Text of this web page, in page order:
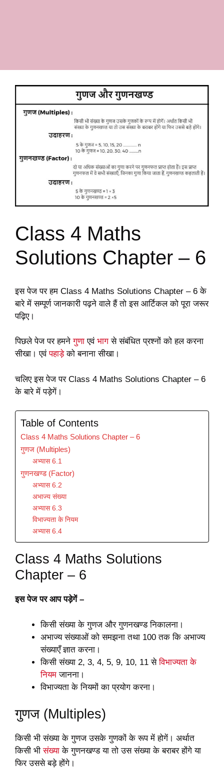
Class 4 Maths
Solutions Chapter – 6
इस पेज पर हम Class 4 Maths Solutions Chapter – 6 के
बारे में सम्पूर्ण जानकारी पढ़ने वाले हैं तो इस आर्टिकल को पूरा जरूर
पढ़िए।
पिछले पेज पर हमनेगुणा एवं भाग से संबंधित प्रश्नों को हल करना
सीखा। एवंपहाड़ेको बनाना सीखा।
चलिए इस पेज पर Class 4 Maths Solutions Chapter – 6
के बारे में पड़ेगें।
Table of Contents
Class 4 Maths Solutions Chapter – 6
गुणज (Multiples)
अभ्यास 6.1
गुणनखण्ड (Factor)
अभ्यास 6.2
अभाज्य संख्या
अभ्यास 6.3
विभाज्यता के नियम
अभ्यास 6.4
Class 4 Maths Solutions
Chapter – 6
इस पेज पर आप पड़ेगें –
किसी संख्या के गुणज और गुणनखण्ड निकालना।
अभाज्य संख्याओं को समझना तथा 100 तक कि अभाज्य
संख्याएँ ज्ञात करना।
किसी संख्या 2, 3, 4, 5, 9, 10, 11 सेविभाज्यता के
नियम जानना।
विभाज्यता के नियमों का प्रयोग करना।
गुणज (Multiples)
किसी भी संख्या के गुणज उसके गुणकों के रूप में होगें। अर्थात
किसी भीसंख्या के गुणनखण्ड या तो उस संख्या के बराबर होंगे या
फिर उससे बड़े होंगे।